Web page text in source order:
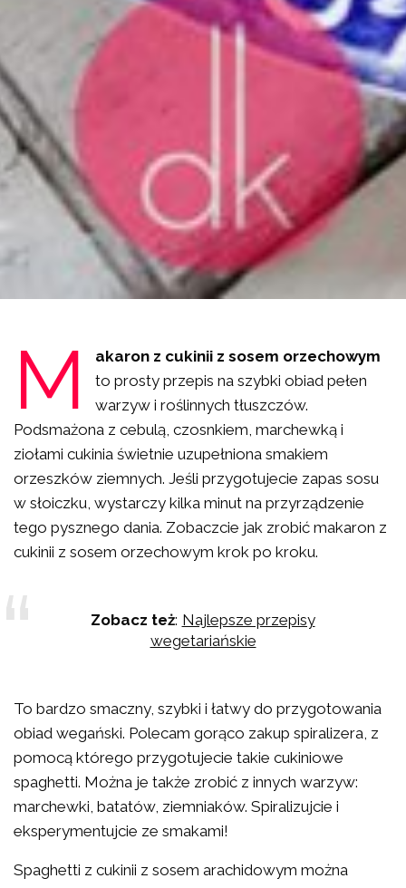
M
akaron z cukinii z sosem orzechowym
to prosty przepis na szybki obiad pełen
warzyw i roślinnych tłuszczów.
Podsmażona z cebulą, czosnkiem, marchewką i
ziołami cukinia świetnie uzupełniona smakiem
orzeszków ziemnych. Jeśli przygotujecie zapas sosu
w słoiczku, wystarczy kilka minut na przyrządzenie
tego pysznego dania. Zobaczcie jak zrobić makaron z
cukinii z sosem orzechowym krok po kroku.
Zobacz też: Najlepsze przepisy
wegetariańskie
To bardzo smaczny, szybki i łatwy do przygotowania
obiad wegański. Polecam gorąco zakup spiralizera, z
pomocą którego przygotujecie takie cukiniowe
spaghetti. Można je także zrobić z innych warzyw:
marchewki, batatów, ziemniaków. Spiralizujcie i
eksperymentujcie ze smakami!
Spaghetti z cukinii z sosem arachidowym można